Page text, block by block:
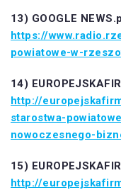
13) GOOGLE
https://
powiatowe-w-
14)
http://
starostwa-
nowoczesnego-
15)
http://